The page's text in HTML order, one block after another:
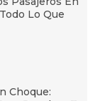
Lo Que
Choque: